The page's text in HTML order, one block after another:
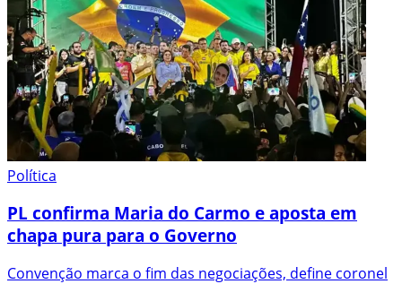
Política
PL confirma Maria do Carmo e aposta em
chapa pura para o Governo
Convenção marca o fim das negociações, define coronel